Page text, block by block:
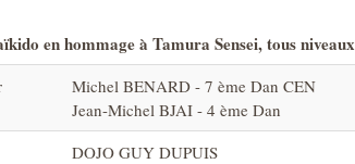
en hommage à Tamura Sensei, tous niveaux
Michel BENARD - 7 ème Dan CEN
Jean-Michel BJAI - 4 ème Dan
DOJO GUY DUPUIS